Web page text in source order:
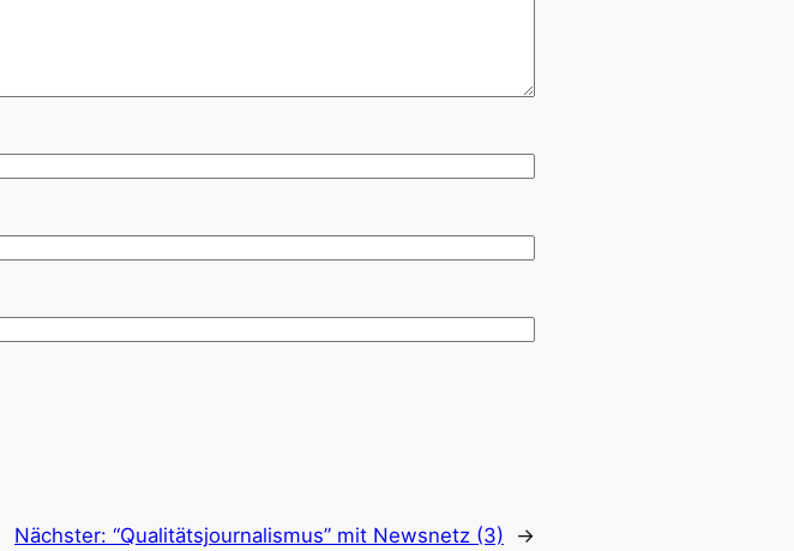
Nächster: “Qualitätsjournalismus” mit Newsnetz (3) →